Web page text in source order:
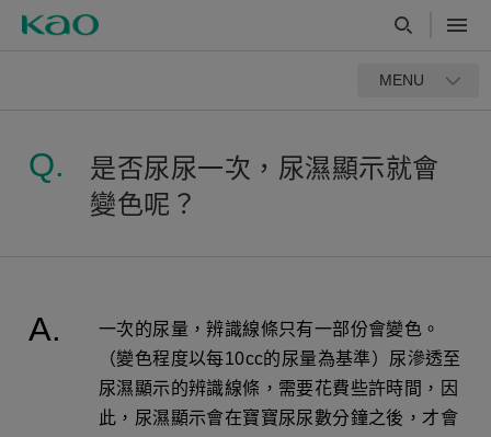
MENU
是否尿尿一次，尿濕顯示就會
變色呢？
一次的尿量，辨識線條只有一部份會變色。
（變色程度以每10cc的尿量為基準）尿滲透至
尿濕顯示的辨識線條，需要花費些許時間，因
此，尿濕顯示會在寶寶尿尿數分鐘之後，才會